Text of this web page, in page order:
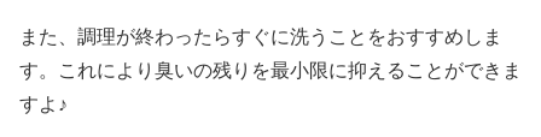
また、調理が終わったらすぐに洗うことをおすすめしま
す。これにより臭いの残りを最小限に抑えることができま
すよ♪